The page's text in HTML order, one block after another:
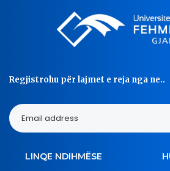
Regjistrohu për lajmet e reja nga ne..
LINQE NDIHMËSE